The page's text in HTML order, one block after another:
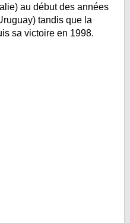
au début des années
tandis que la
sa victoire en 1998.